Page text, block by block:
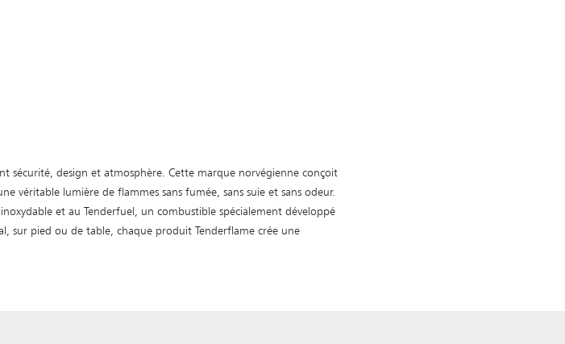
sécurité, design et atmosphère. Cette marque norvégienne conçoit
véritable lumière de flammes sans fumée, sans suie et sans odeur.
et au Tenderfuel, un combustible spécialement développé
sur pied ou de table, chaque produit Tenderflame crée une